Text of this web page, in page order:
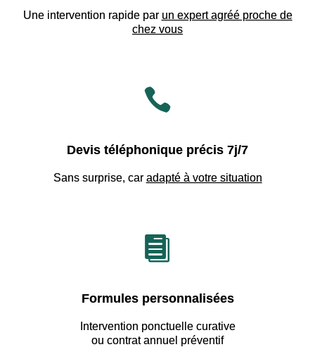
Une intervention rapide par un expert agréé proche de
chez vous

Devis téléphonique précis 7j/7
Sans surprise, car adapté à votre situation

Formules personnalisées
Intervention ponctuelle curative
ou contrat annuel préventif